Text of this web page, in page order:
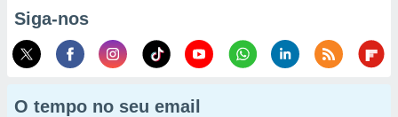
Siga-nos
O tempo no seu email